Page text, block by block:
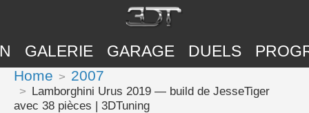
GALERIE GARAGE DUELS
Home 2007
Lamborghini Urus 2019 — build de JesseTiger
avec 38 pièces | 3DTuning